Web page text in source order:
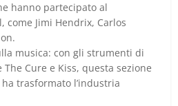
hanno partecipato al
come Jimi Hendrix, Carlos
musica: con gli strumenti di
Cure e Kiss, questa sezione
trasformato l’industria